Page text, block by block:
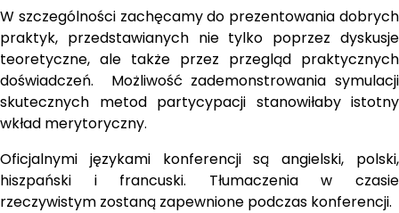
W szczególności zachęcamy do prezentowania dobrych
praktyk, przedstawianych nie tylko poprzez dyskusje
teoretyczne, ale także przez przegląd praktycznych
doświadczeń.  Możliwość zademonstrowania symulacji
skutecznych metod partycypacji stanowiłaby istotny
wkład merytoryczny.
Oficjalnymi językami konferencji są angielski, polski,
hiszpański i francuski. Tłumaczenia w czasie
rzeczywistym zostaną zapewnione podczas konferencji.